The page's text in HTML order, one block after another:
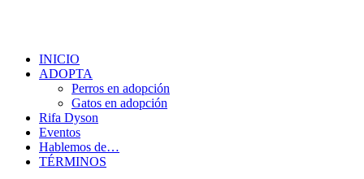
INICIO
ADOPTA
Perros en adopción
Gatos en adopción
Rifa Dyson
Eventos
Hablemos de…
TÉRMINOS